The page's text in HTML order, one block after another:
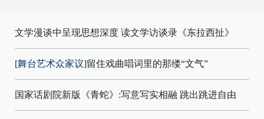
文学漫谈中呈现思想深度 读文学访谈录《东拉西扯》
[舞台艺术众家议]留住戏曲唱词里的那缕“文气”
国家话剧院新版《青蛇》:写意写实相融 跳出跳进自由